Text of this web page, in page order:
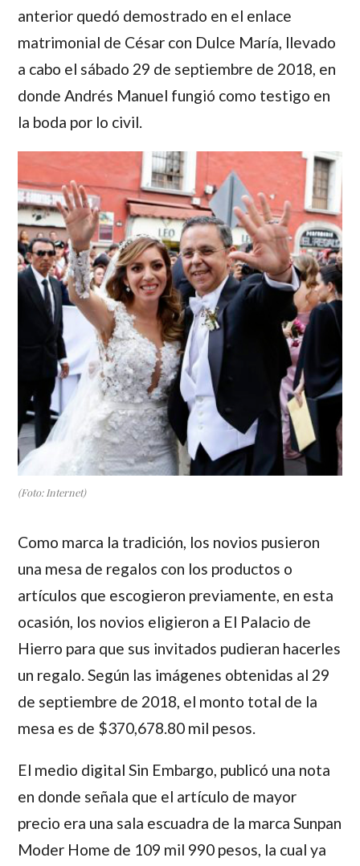
anterior quedó demostrado en el enlace
matrimonial de César con Dulce María, llevado
a cabo el sábado 29 de septiembre de 2018, en
donde Andrés Manuel fungió como testigo en
la boda por lo civil.
(Foto: Internet)
Como marca la tradición, los novios pusieron
una mesa de regalos con los productos o
artículos que escogieron previamente, en esta
ocasión, los novios eligieron a El Palacio de
Hierro para que sus invitados pudieran hacerles
un regalo. Según las imágenes obtenidas al 29
de septiembre de 2018, el monto total de la
mesa es de $370,678.80 mil pesos.
El medio digital Sin Embargo, publicó una nota
en donde señala que el artículo de mayor
precio era una sala escuadra de la marca Sunpan
Moder Home de 109 mil 990 pesos, la cual ya